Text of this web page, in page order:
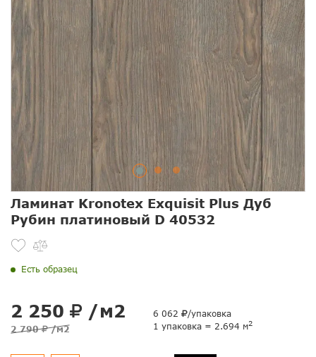
Ламинат Kronotex Exquisit Plus Дуб
Рубин платиновый D 40532
Есть образец
2 250 /м2
2 790 /м2
6 062
/упаковка
1 упаковка = 2.694 м2